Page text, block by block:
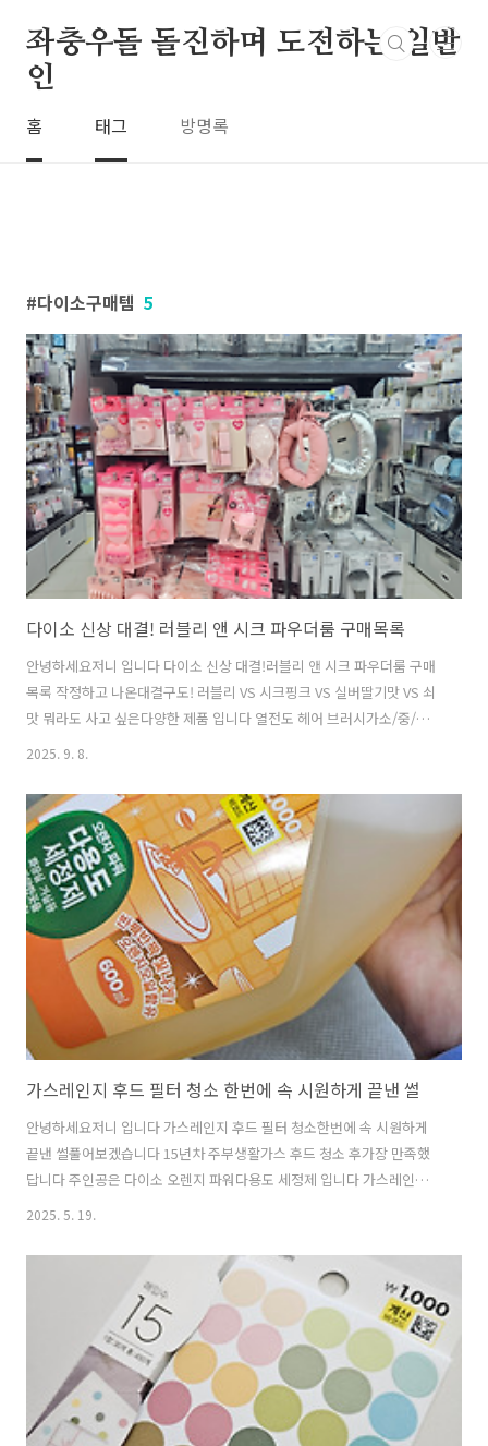
좌충우돌 돌진하며 도전하는 일반
인
홈 태그 방명록
다이소구매템 5
다이소 신상 대결! 러블리 앤 시크 파우더룸 구매목록
안녕하세요저니 입니다 다이소 신상 대결!러블리 앤 시크 파우더룸 구매
목록 작정하고 나온대결구도! 러블리 VS 시크핑크 VS 실버딸기맛 VS 쇠
맛 뭐라도 사고 싶은다양한 제품 입니다 열전도 헤어 브러시가소/중/대
사이즈로 나와있어요 특히, 소 사이즈는다이소에서 찾기 어려웠는데뿌
요 러블리에서도빠질 수 없는 빗 시리즈!실용성 대박!!!퀵 드라이듀얼 타
입 샴푸 브러시 물건을 사면정리를 해야지!회전식 정리함원형 / 사각 저
는 자리 덜 차지하는 사각으로 선택 했답니다 회전 정리함은 정말어디든
착착!! 러블리 2개시크 2개반반 구매했는데가격은 시크의 승리 입니다
다이소 신상러블리 앤 시크 파우더룸딸기맛 대 쇠맛!이웃님은 어떤맛을
좋아하실까요?..
2025. 9. 8.
가스레인지 후드 필터 청소 한번에 속 시원하게 끝낸 썰
안녕하세요저니 입니다 가스레인지 후드 필터 청소한번에 속 시원하게
끝낸 썰풀어보겠습니다 15년차 주부생활가스 후드 청소 후가장 만족했
답니다 주인공은 다이소 오렌지 파워다용도 세정제 입니다 가스레인지
후드 필터의 기름을이렇게 쉽게 제거했다면다른것들은 더 쉬울것 같습
하게 되었어요 품번 : 23972품명:오렌지파워 다용도세정제 저희집 상태
입니다역시 고기는 집에서 구우면 안되는건가봐요 고기 굽는 쪽 후드가
유독 심하네요 분사하는 중 입니다입자가 엄청 작게 퍼져서 분사 되더라
고요 장점은 냄새가 역하지 않아요 기름이 흐르기 시작합니다30분 정도
방치하면더 흘러내려요 물만 뿌렸는데정말 속 시원하게깨끗해졌어요 지
금까지 왜이리 힘들어했나 싶더라..
2025. 5. 19.